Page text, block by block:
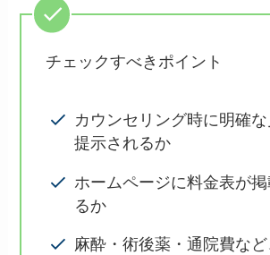
チェックすべきポイント
カウンセリング時に明確
提示されるか
ホームページに料金表が
るか
麻酔・術後薬・通院費な